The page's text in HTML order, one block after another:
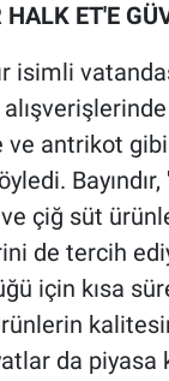
ET'E
isimli
ve antrikot
ve çiğ süt
de tercih
için kısa
da piyasa